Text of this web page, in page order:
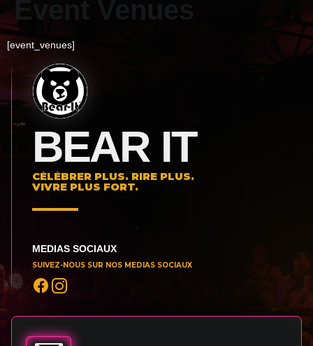
[event_venues]
BEAR IT
CÉLÉBRER PLUS. RIRE PLUS.
VIVRE PLUS FORT.
MEDIAS SOCIAUX
SUIVEZ-NOUS SUR NOS MEDIAS SOCIAUX